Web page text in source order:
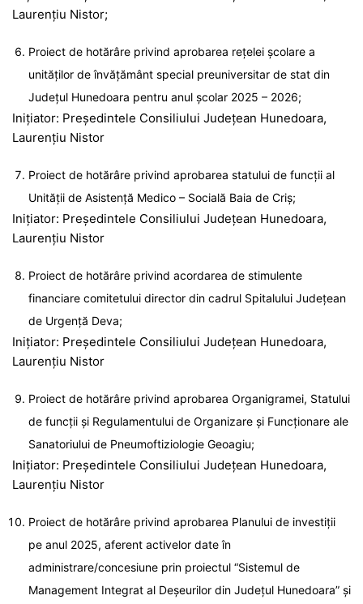
Laurențiu Nistor;
Proiect de hotărâre privind aprobarea rețelei școlare a
unităților de învățământ special preuniversitar de stat din
Județul Hunedoara pentru anul școlar 2025 – 2026;
Inițiator: Președintele Consiliului Județean Hunedoara,
Laurențiu Nistor
Proiect de hotărâre privind aprobarea statului de funcții al
Unității de Asistență Medico – Socială Baia de Criș;
Inițiator: Președintele Consiliului Județean Hunedoara,
Laurențiu Nistor
Proiect de hotărâre privind acordarea de stimulente
financiare comitetului director din cadrul Spitalului Județean
de Urgență Deva;
Inițiator: Președintele Consiliului Județean Hunedoara,
Laurențiu Nistor
Proiect de hotărâre privind aprobarea Organigramei, Statului
de funcții și Regulamentului de Organizare și Funcționare ale
Sanatoriului de Pneumoftiziologie Geoagiu;
Inițiator: Președintele Consiliului Județean Hunedoara,
Laurențiu Nistor
Proiect de hotărâre privind aprobarea Planului de investiţii
pe anul 2025, aferent activelor date în
administrare/concesiune prin proiectul “Sistemul de
Management Integrat al Deșeurilor din Județul Hunedoara” şi